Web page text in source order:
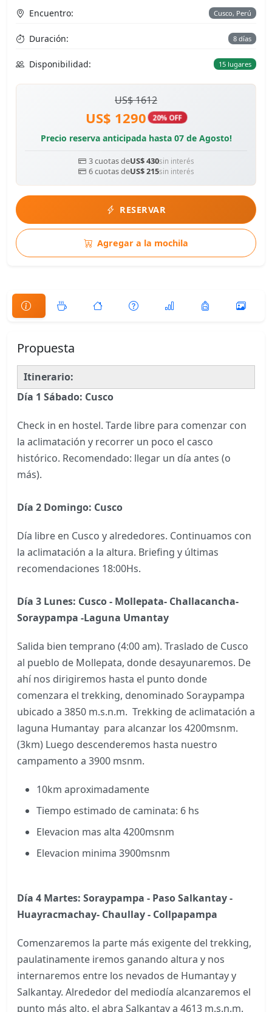
Encuentro: Cusco, Perú
Duración: 8 días
Disponibilidad: 15 lugares
US$ 1612
US$ 1290 20% OFF
Precio reserva anticipada hasta 07 de Agosto!
3 cuotas deUS$ 430sin interés
6 cuotas deUS$ 215sin interés
RESERVAR
Agregar a la mochila
Propuesta
Itinerario:
Día 1 Sábado: Cusco
Check in en hostel. Tarde libre para comenzar con
la aclimatación y recorrer un poco el casco
histórico. Recomendado: llegar un día antes (o
más).
Día 2 Domingo: Cusco
Día libre en Cusco y alrededores. Continuamos con
la aclimatación a la altura. Briefing y últimas
recomendaciones 18:00Hs.
Día 3 Lunes: Cusco - Mollepata- Challacancha-
Soraypampa -Laguna Umantay
Salida bien temprano (4:00 am). Traslado de Cusco
al pueblo de Mollepata, donde desayunaremos. De
ahí nos dirigiremos hasta el punto donde
comenzara el trekking, denominado Soraypampa
ubicado a 3850 m.s.n.m. Trekking de aclimatación a
laguna Humantay para alcanzar los 4200msnm.
(3km) Luego descenderemos hasta nuestro
campamento a 3900 msnm.
10km aproximadamente
Tiempo estimado de caminata: 6 hs
Elevacion mas alta 4200msnm
Elevacion minima 3900msnm
Día 4 Martes: Soraypampa - Paso Salkantay -
Huayracmachay- Chaullay - Collpapampa
Comenzaremos la parte más exigente del trekking,
paulatinamente iremos ganando altura y nos
internaremos entre los nevados de Humantay y
Salkantay. Alrededor del mediodía alcanzaremos el
punto más alto, el abra Salkantay a 4613 m.s.n.m.